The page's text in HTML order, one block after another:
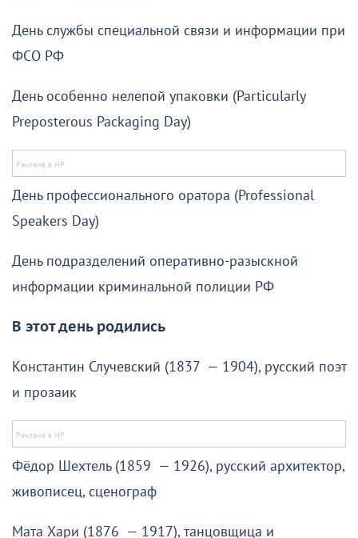
День службы специальной связи и информации при
ФСО РФ
День особенно нелепой упаковки (Particularly
Preposterous Packaging Day)
День профессионального оратора (Professional
Speakers Day)
День подразделений оперативно-разыскной
информации криминальной полиции РФ
В этот день родились
Константин Случевский (1837 — 1904), русский поэт
и прозаик
Фёдор Шехтель (1859 — 1926), русский архитектор,
живописец, сценограф
Мата Хари (1876 — 1917), танцовщица и